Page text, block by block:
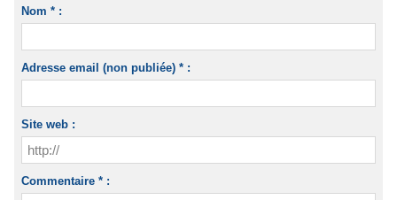
Nom * :
Adresse email (non publiée) * :
Site web :
Commentaire * :